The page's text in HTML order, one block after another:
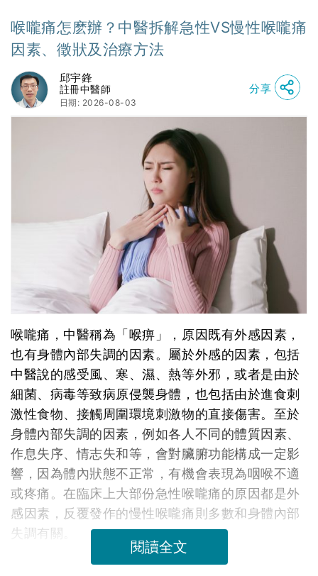
喉嚨痛怎麽辦？中醫拆解急性VS慢性喉嚨痛
因素、徵狀及治療方法
邱宇鋒
註冊中醫師
日期: 2026-08-03
分享
喉嚨痛，中醫稱為「喉痹」，原因既有外感因素，
也有身體內部失調的因素。屬於外感的因素，包括
中醫說的感受風、寒、濕、熱等外邪，或者是由於
細菌、病毒等致病原侵襲身體，也包括由於進食刺
激性食物、接觸周圍環境刺激物的直接傷害。至於
身體內部失調的因素，例如各人不同的體質因素、
作息失序、情志失和等，會對臟腑功能構成一定影
響，因為體內狀態不正常，有機會表現為咽喉不適
或疼痛。在臨床上大部份急性喉嚨痛的原因都是外
感因素，反覆發作的慢性喉嚨痛則多數和身體內部
失調有關。
閱讀全文